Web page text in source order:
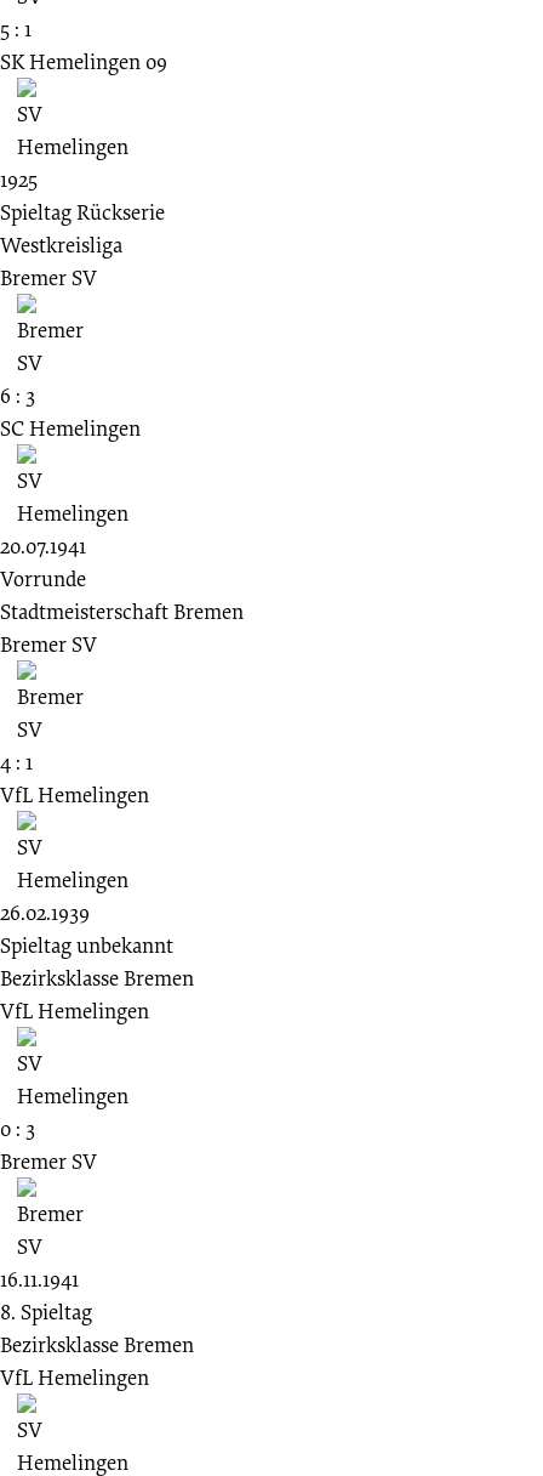
5 : 1
SK Hemelingen 09
1925
Spieltag Rückserie
Westkreisliga
Bremer SV
6 : 3
SC Hemelingen
20.07.1941
Vorrunde
Stadtmeisterschaft Bremen
Bremer SV
4 : 1
VfL Hemelingen
26.02.1939
Spieltag unbekannt
Bezirksklasse Bremen
VfL Hemelingen
0 : 3
Bremer SV
16.11.1941
8. Spieltag
Bezirksklasse Bremen
VfL Hemelingen